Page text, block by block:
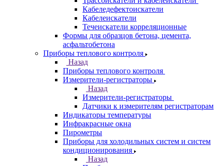
Кабеледефектоискатели
Кабелеискатели
Течеискатели корреляционные
Формы для образцов бетона, цемента,
асфальтобетона
Приборы теплового контроля
Назад
Приборы теплового контроля
Измерители-регистраторы
Назад
Измерители-регистраторы
Датчики к измерителям регистраторам
Индикаторы температуры
Инфракрасные окна
Пирометры
Приборы для холодильных систем и систем
кондиционирования
Назад